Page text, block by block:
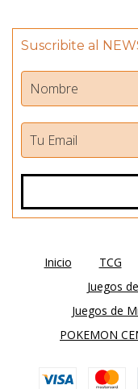
Suscribite al
Inicio TCG
Juegos
Juegos de
POKEMON